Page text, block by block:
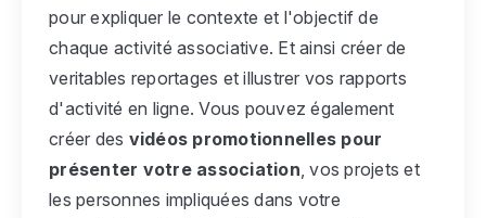
pour expliquer le contexte et l'objectif de
chaque activité associative. Et ainsi créer de
veritables reportages et illustrer vos rapports
d'activité en ligne. Vous pouvez également
créer des vidéos promotionnelles pour
présenter votre association, vos projets et
les personnes impliquées dans votre